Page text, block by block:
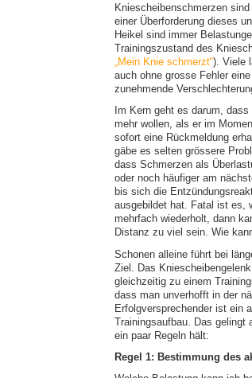
Kniescheibenschmerzen
einer Überforderung dieses
Heikel sind immer
Trainingszustand des
„Mein Knie schmerzt“). Viele
auch ohne grosse Fehler
zunehmende
Im Kern geht es darum,
mehr wollen, als er im
sofort eine Rückmeldung
gäbe es selten grössere
dass Schmerzen als
oder noch häufiger am
bis sich die
ausgebildet hat. Fatal ist es,
mehrfach wiederholt, dann
Distanz zu viel sein. Wie
Schonen alleine führt bei
Ziel. Das
gleichzeitig zu einem
dass man unverhofft in der
Erfolgversprechender ist ein
Trainingsaufbau. Das gelingt
ein paar Regeln hält:
Regel 1: Bestimmung des